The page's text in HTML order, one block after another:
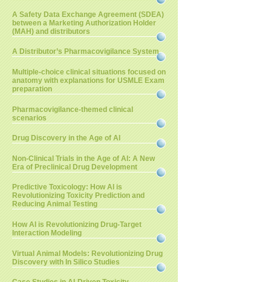
A Safety Data Exchange Agreement (SDEA)
between a Marketing Authorization Holder
(MAH) and distributors
A Distributor’s Pharmacovigilance System
Multiple-choice clinical situations focused on
anatomy with explanations for USMLE Exam
preparation
Pharmacovigilance-themed clinical
scenarios
Drug Discovery in the Age of AI
Non-Clinical Trials in the Age of AI: A New
Era of Preclinical Drug Development
Predictive Toxicology: How AI is
Revolutionizing Toxicity Prediction and
Reducing Animal Testing
How AI is Revolutionizing Drug-Target
Interaction Modeling
Virtual Animal Models: Revolutionizing Drug
Discovery with In Silico Studies